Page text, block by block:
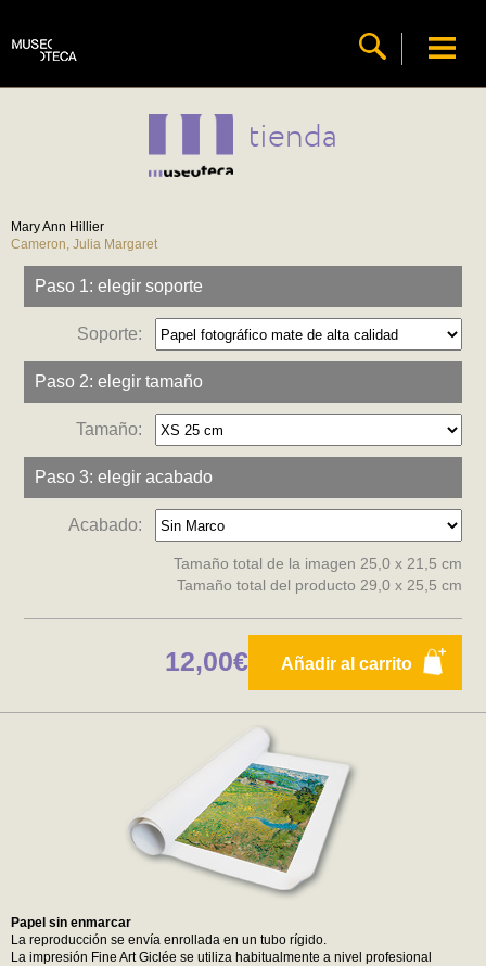
tienda
Mary Ann Hillier
Cameron, Julia Margaret
Paso 1: elegir soporte
Soporte:
Paso 2: elegir tamaño
Tamaño:
Paso 3: elegir acabado
Acabado:
Tamaño total de la imagen 25,0 x 21,5 cm
Tamaño total del producto 29,0 x 25,5 cm
Añadir al carrito
12,00€
Papel sin enmarcar
La reproducción se envía enrollada en un tubo rígido.
La impresión Fine Art Giclée se utiliza habitualmente a nivel profesional